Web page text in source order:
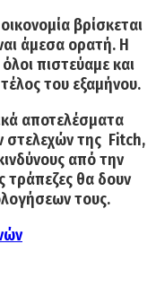
βρίσκεται
άμεσα ορατή. Η
πιστεύαμε και
του εξαμήνου.
αποτελέσματα
στελεχών της Fitch,
από την
τράπεζες θα δουν
τους.